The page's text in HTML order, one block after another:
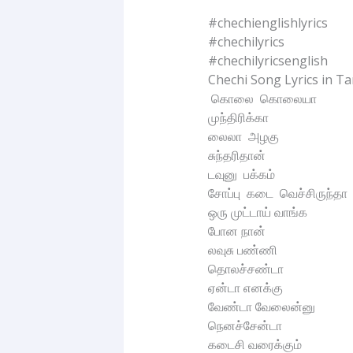
#chechienglishlyrics
#chechilyrics
#chechilyricsenglish
Chechi Song Lyrics in
கொலை கொலையா
முந்திரிக்கா
லைலா அழகு
சுந்தரிதான்
டவுனு பக்கம்
சோப்பு கடை வெச்சிருந்தா
ஒரு முட்டாய் வாங்க
போன நான்
லவுசு பண்ணி
தொலச்சண்டா
ஏன்டா எனக்கு
வேண்டா வேலைன்னு
நெனச்சேன்டா
கடைசி வரைக்கும்